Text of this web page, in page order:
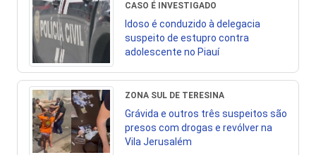
CASO É INVESTIGADO
Idoso é conduzido à delegacia
suspeito de estupro contra
adolescente no Piauí
ZONA SUL DE TERESINA
Grávida e outros três suspeitos são
presos com drogas e revólver na
Vila Jerusalém